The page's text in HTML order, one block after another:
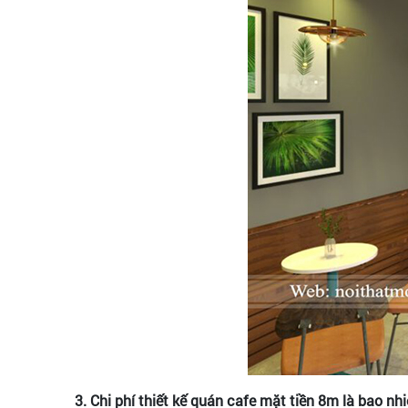
3. Chi phí thiết kế quán cafe mặt tiền 8m là bao